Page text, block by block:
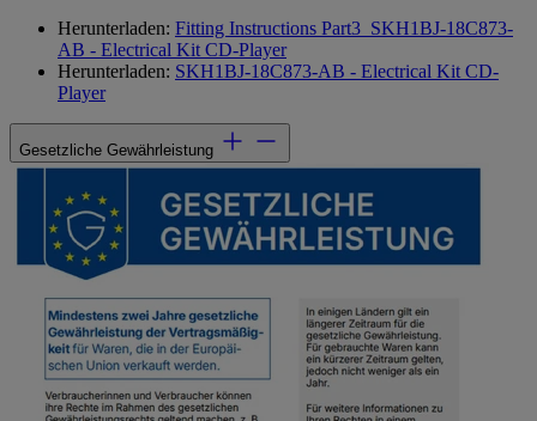
Herunterladen: Fitting Instructions Part3_SKH1BJ-18C873-
AB - Electrical Kit CD-Player
Herunterladen: SKH1BJ-18C873-AB - Electrical Kit CD-
Player
Gesetzliche Gewährleistung